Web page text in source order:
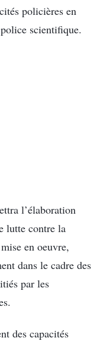
policières en
scientifique.
l’élaboration
lutte contre la
en oeuvre,
dans le cadre des
par les
des capacités